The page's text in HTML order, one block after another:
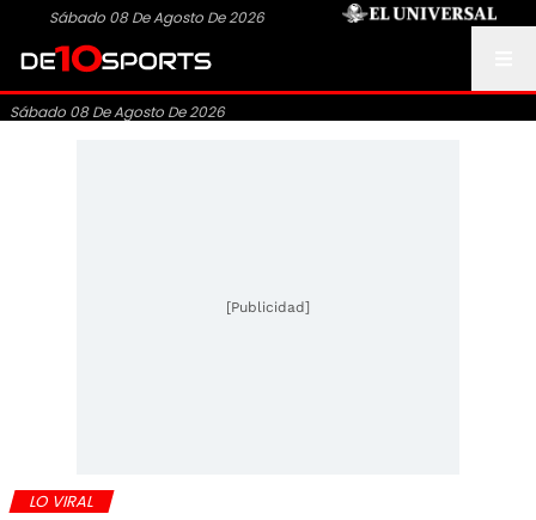
Sábado 08 De Agosto De 2026
Sábado 08 De Agosto De 2026
[Publicidad]
LO VIRAL